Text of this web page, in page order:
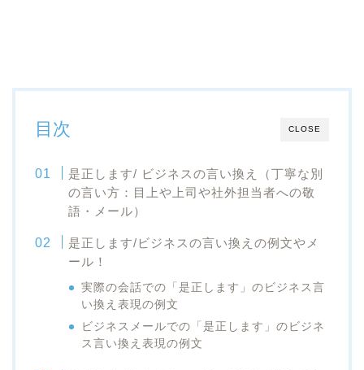
CLOSE
目次
是正します/ ビジネスの言い換え（丁寧な別
の言い方：目上や上司や社外担当者への敬
語・メール）
是正します/ビジネスの言い換えの例文やメ
ール！
実際の会話での「是正します」のビジネス言
い換え表現の例文
ビジネスメールでの「是正します」のビジネ
ス言い換え表現の例文